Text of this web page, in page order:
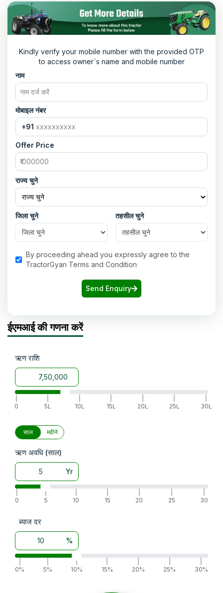
Kindly verify your mobile number with the provided OTP
to access owner`s name and mobile number
नाम
मोबाइल नंबर
+91
Offer Price
राज्य चुने
जिला चुने तहसील चुने
By proceeding ahead you expressly agree to the
TractorGyan Terms and Condition
Send Enquiry
ईएमआई की गणना करें
ऋण राशि
0
5L
10L
15L
20L
25L
30L
साल महीने
ऋण अवधि (साल)
Yr
0
|
5
10
15
20
25
30
ब्याज दर
%
0%
5%
|
10%
15%
20%
25%
30%